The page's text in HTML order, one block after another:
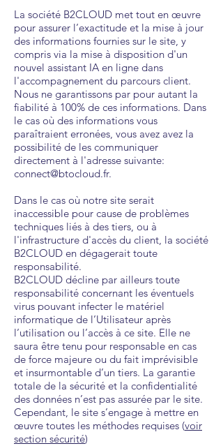
La société B2CLOUD met tout en œuvre
pour assurer l’exactitude et la mise à jour
des informations fournies sur le site, y
compris via la mise à disposition d'un
nouvel assistant IA en ligne dans
l'accompagnement du parcours client.
Nous ne garantissons par pour autant la
fiabilité à 100% de ces informations. Dans
le cas où des informations vous
paraîtraient erronées, vous avez avez la
possibilité de les communiquer
directement à l'adresse suivante:
connect@btocloud.fr.
Dans le cas où notre site serait
inaccessible pour cause de problèmes
techniques liés à des tiers, ou à
l'infrastructure d'accès du client, la société
B2CLOUD en dégagerait toute
responsabilité.
B2CLOUD décline par ailleurs toute
responsabilité concernant les éventuels
virus pouvant infecter le matériel
informatique de l’Utilisateur après
l’utilisation ou l’accès à ce site. Elle ne
saura être tenu pour responsable en cas
de force majeure ou du fait imprévisible
et insurmontable d’un tiers. La garantie
totale de la sécurité et la confidentialité
des données n’est pas assurée par le site.
Cependant, le site s’engage à mettre en
œuvre toutes les méthodes requises (voir
section sécurité)